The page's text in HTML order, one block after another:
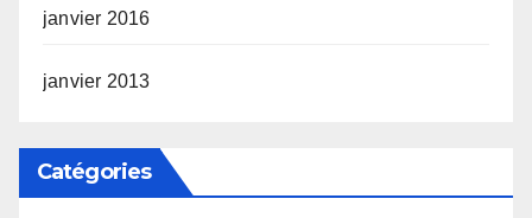
janvier 2016
janvier 2013
Catégories